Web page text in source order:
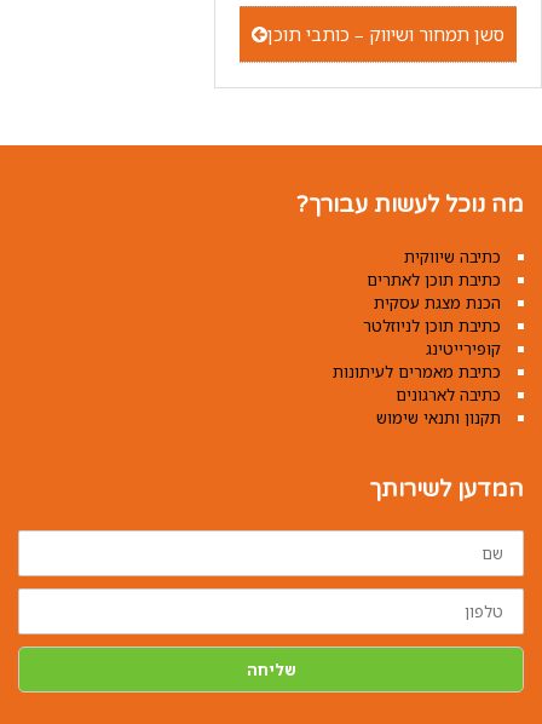
סשן תמחור ושיווק – כותבי תוכן
מה נוכל לעשות עבורך?
כתיבה שיווקית
כתיבת תוכן לאתרים
הכנת מצגת עסקית
כתיבת תוכן לניוזלטר
קופירייטינג
כתיבת מאמרים לעיתונות
כתיבה לארגונים
תקנון ותנאי שימוש
המדען לשירותך
שם
טלפון
שליחה